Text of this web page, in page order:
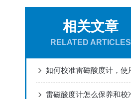
相关文章
RELATED ARTICLES